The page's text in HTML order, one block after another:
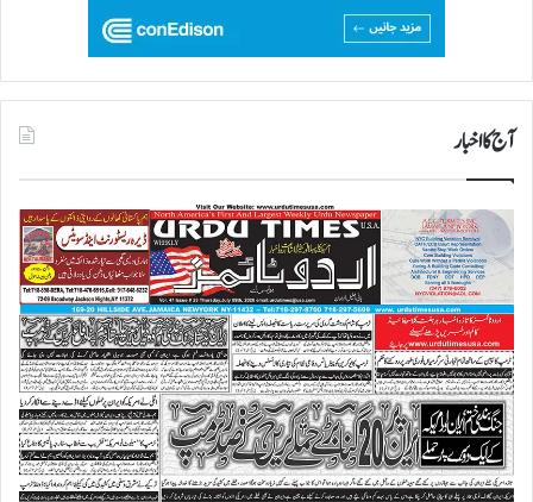
آج کا اخبار